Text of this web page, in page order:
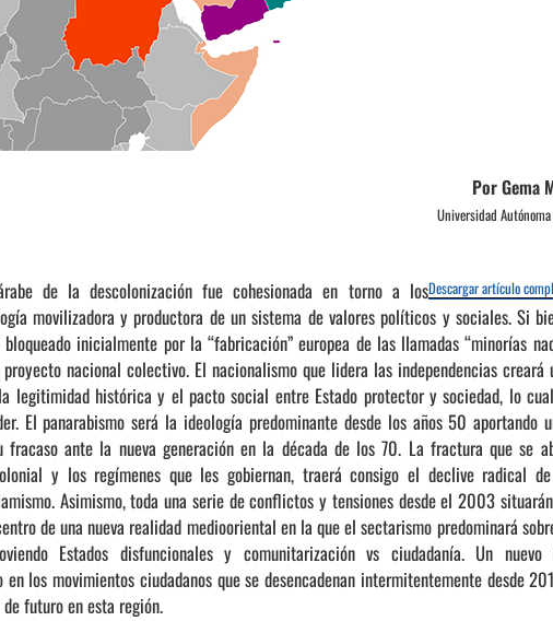
Por Gema
Universidad
Descargar artículo
de la descolonización fue cohesionada en torno a los
movilizadora y productora de un sistema de valores políticos y sociales. Si
inicialmente por la “fabricación” europea de las llamadas “minorías
nacional colectivo. El nacionalismo que lidera las independencias creará
legitimidad histórica y el pacto social entre Estado protector y sociedad, lo
El panarabismo será la ideología predominante desde los años 50 aportando
fracaso ante la nueva generación en la década de los 70. La fractura que se
y los regímenes que les gobiernan, traerá consigo el declive radical
Asimismo, toda una serie de conflictos y tensiones desde el 2003
de una nueva realidad mediooriental en la que el sectarismo predominará
Estados disfuncionales y comunitarización vs ciudadanía. Un nuevo
los movimientos ciudadanos que se desencadenan intermitentemente desde
futuro en esta región.